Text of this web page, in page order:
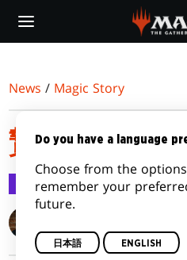
main
News / Magic Story
贄
Magic Story 2016/03/23
Do you have a language
Choose from the
remember your
future.
日本語 ENGLISH